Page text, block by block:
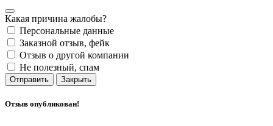
Какая причина жалобы?
Персональные данные
Заказной отзыв, фейк
Отзыв о другой компании
Не полезный, спам
Отправить Закрыть
Отзыв опубликован!